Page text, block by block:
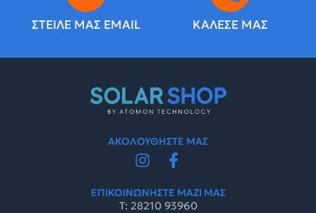
ΣΤΕΙΛΕ ΜΑΣ EMAIL ΚΑΛΕΣΕ ΜΑΣ
ΑΚΟΛΟΥΘΗΣΤΕ ΜΑΣ
ΕΠΙΚΟΙΝΩΝΗΣΤΕ ΜΑΖΙ ΜΑΣ
Τ: 28210 93960